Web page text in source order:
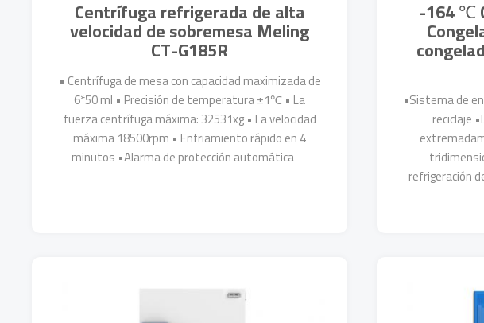
Centrífuga refrigerada de alta
velocidad de sobremesa Meling
CT-G185R
• Centrífuga de mesa con capacidad maximizada de
6*50 ml • Precisión de temperatura ±1℃ • La
fuerza centrífuga máxima: 32531xg • La velocidad
máxima 18500rpm • Enfriamiento rápido en 4
minutos •Alarma de protección automática
-164 ℃
•Sistema de
reciclaje
refrigeración